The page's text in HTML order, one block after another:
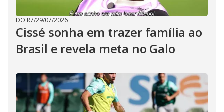
DO R7/29/07/2026
Cissé sonha em trazer família ao
Brasil e revela meta no Galo